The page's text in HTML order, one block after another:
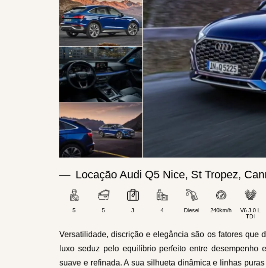
Locação Audi Q5 Nice, St Tropez,
5 5 3 4 Diesel 240km/h
V6 3.0 L
TDI
Versatilidade, discrição e elegância são os fatores que
luxo seduz pelo equilíbrio perfeito entre desempenho
suave e refinada. A sua silhueta dinâmica e linhas